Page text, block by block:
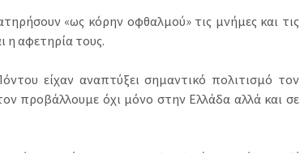
«ως κόρην οφθαλμού» τις μνήμες και τις
η αφετηρία τους.
είχαν αναπτύξει σημαντικό πολιτισμό τον
προβάλλουμε όχι μόνο στην Ελλάδα αλλά και σε